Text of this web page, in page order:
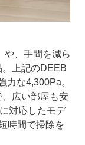
や、手間を減ら
上記のDEEB
力な4,300Pa。
広い部屋も安
対応したモデ
時間で掃除を